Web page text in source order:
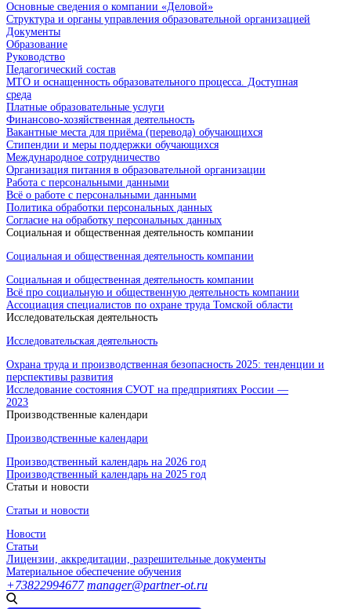
Основные сведения о компании «Деловой»
Структура и органы управления образовательной организацией
Документы
Образование
Руководство
Педагогический состав
МТО и оснащенность образовательного процесса. Доступная
среда
Платные образовательные услуги
Финансово-хозяйственная деятельность
Вакантные места для приёма (перевода) обучающихся
Стипендии и меры поддержки обучающихся
Международное сотрудничество
Организация питания в образовательной организации
Работа с персональными данными
Всё о работе с персональными данными
Политика обработки персональных данных
Согласие на обработку персональных данных
Социальная и общественная деятельность компании
Социальная и общественная деятельность компании
Социальная и общественная деятельность компании
Всё про социальную и общественную деятельность компании
Ассоциация специалистов по охране труда Томской области
Исследовательская деятельность
Исследовательская деятельность
Охрана труда и производственная безопасность 2025: тенденции и
перспективы развития
Исследование состояния СУОТ на предприятиях России —
2023
Производственные календари
Производственные календари
Производственный календарь на 2026 год
Производственный календарь на 2025 год
Статьи и новости
Статьи и новости
Новости
Статьи
Лицензии, аккредитации, разрешительные документы
Материальное обеспечение обучения
+73822994677 manager@partner-ot.ru